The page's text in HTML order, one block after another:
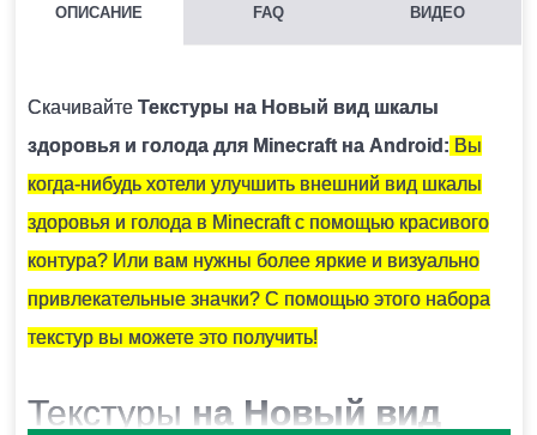
ОПИСАНИЕ FAQ ВИДЕО
Скачивайте Текстуры на Новый вид шкалы
здоровья и голода для Minecraft на Android: Вы
когда-нибудь хотели улучшить внешний вид шкалы
здоровья и голода в Minecraft с помощью красивого
контура? Или вам нужны более яркие и визуально
привлекательные значки? С помощью этого набора
текстур вы можете это получить!
Текстуры на Новый вид
Нужно скачать установочный файл и запустить его на
устройстве.
ВОЗМОЖНО ЛИ ИСПОЛЬЗОВАНИЕ НЕСКОЛЬКИХ ТЕКСТУР
ОДНОВРЕМЕННО?
Крайне не рекомендуется устанавливать несколько
между собой конфликтовать.